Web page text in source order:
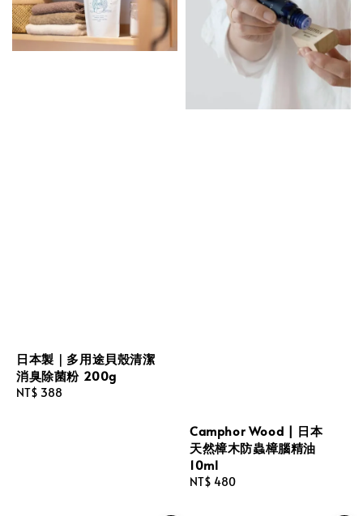
日本製｜多用途貝殼清潔
消臭除菌粉 200g
Regular
NT$ 388
Camphor Wood | 日本
天然樟木防蟲樟腦精油
10ml
Regular
NT$ 480